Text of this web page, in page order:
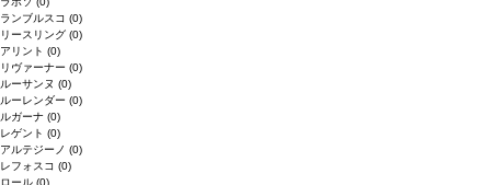
ランブルスコ (0)
リースリング (0)
アリント (0)
リヴァーナー (0)
ルーサンヌ (0)
ルーレンダー (0)
ルガーナ (0)
レゲント (0)
アルテジーノ (0)
レフォスコ (0)